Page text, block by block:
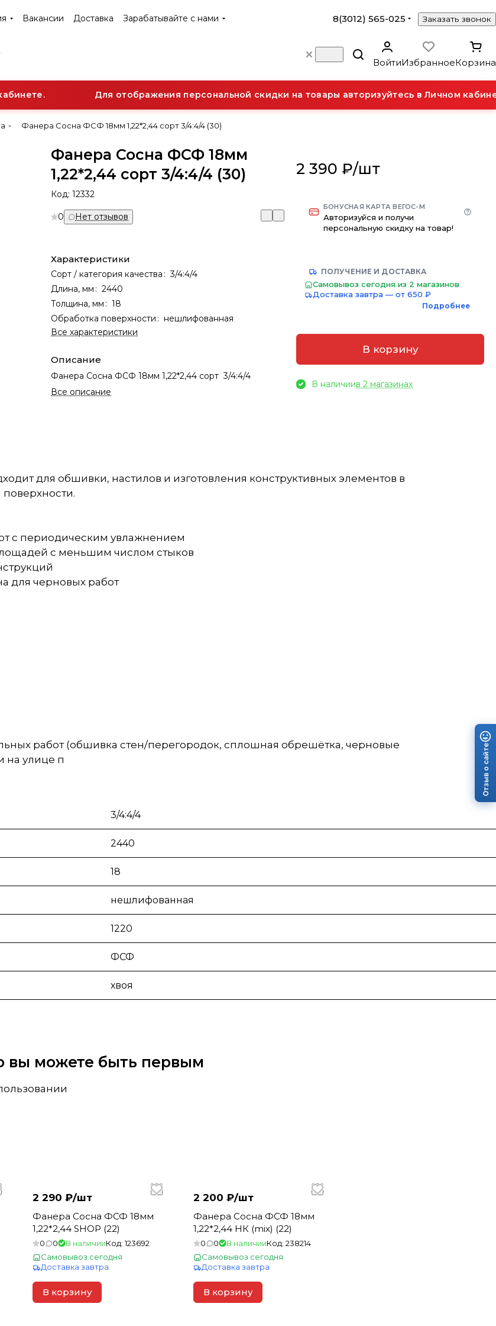
Вакансии Доставка Зарабатывайте с нами 8(3012) 565-025 Заказать звонок
ВойтиИзбранноеКорзина
Для отображения персональной скидки на товары авторизуйтесь в Личном
Фанера Сосна ФСФ 18мм 1,22*2,44 сорт 3/4:4/4 (30)
Фанера Сосна ФСФ 18мм
1,22*2,44 сорт 3/4:4/4 (30)
Код:12332
0 Нет отзывов
Характеристики
Сорт / категория качества : 3/4:4/4
Длина, мм : 2440
Толщина, мм : 18
Обработка поверхности : нешлифованная
Все характеристики
Описание
Фанера Сосна ФСФ 18мм 1,22*2,44 сорт 3/4:4/4
Все описание
2 390 ₽/шт
БОНУСНАЯ КАРТА ВЕГОС-М
Авторизуйся и получи
персональную скидку на товар!
ПОЛУЧЕНИЕ И ДОСТАВКА
Самовывоз сегодня из 2 магазинов
Доставка завтра — от 650 ₽
Подробнее
В корзину
В наличиив 2 магазинах
для обшивки, настилов и изготовления конструктивных элементов в
с периодическим увлажнением
с меньшим числом стыков
для черновых работ
работ (обшивка стен/перегородок, сплошная обрешётка, черновые
на улице п
3/4:4/4
2440
18
нешлифованная
1220
ФСФ
хвоя
вы можете быть первым
2 290 ₽/шт
Фанера Сосна ФСФ 18мм
1,22*2,44 SHOP (22)
0 0 В наличииКод:123692
Самовывоз сегодня
Доставка завтра
В корзину
2 200 ₽/шт
Фанера Сосна ФСФ 18мм
1,22*2,44 НК (mix) (22)
0 0 В наличииКод: 238214
Самовывоз сегодня
Доставка завтра
В корзину
Отзыв о сайте